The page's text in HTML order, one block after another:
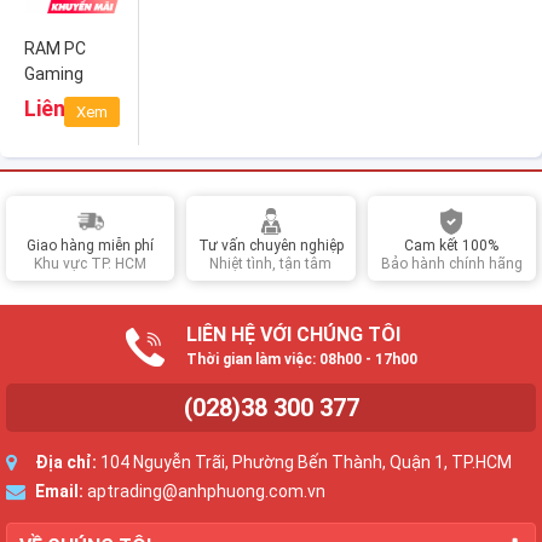
RAM PC
Gaming
TEAMGROUP
Zeus 16GB
2666
Liên hệ
Xem
Giao hàng miễn phí
Khu vực TP. HCM
Tư vấn chuyên nghiệp
Nhiệt tình, tận tâm
Cam kết 100%
Bảo hành chính hãng
LIÊN HỆ VỚI CHÚNG TÔI
Thời gian làm việc: 08h00 - 17h00
(028)38 300 377
Địa chỉ: 104 Nguyễn Trãi, Phường Bến Thành, Quận 1, TP.HCM
Email: aptrading@anhphuong.com.vn